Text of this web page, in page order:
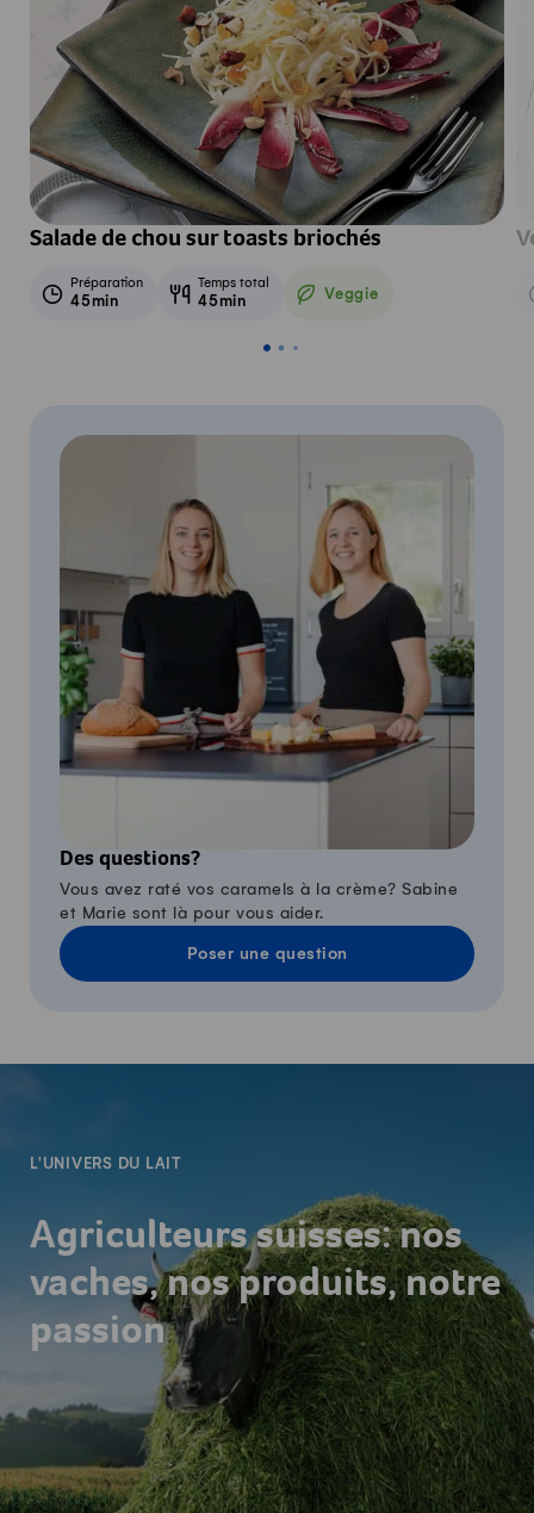
Salade de chou sur toasts briochés
Préparation
45min
Temps total
45min Veggie
Veggie
Des questions?
Vous avez raté vos caramels à la crème? Sabine
et Marie sont là pour vous aider.
Poser une question
L'UNIVERS DU LAIT
Agriculteurs suisses: nos
vaches, nos produits, notre
passion